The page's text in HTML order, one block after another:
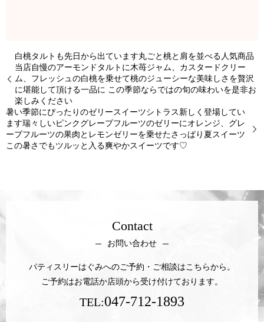
白桃タルトも先日から出ています丸ごと桃と肩を並べる人気商品
当店自慢のアーモンドタルトに木苺ジャム、カスタードクリー
ム、フレッシュの白桃を乗せて桃のジューシーな美味しさを贅沢
に堪能して頂ける一品に この季節ならではの旬の味わいを是非お
楽しみください
暑い季節にぴったりのゼリースイーツシトラス新しく登場してい
ます瑞々しいピンクグレープフルーツのゼリーにオレンジ、グレ
ープフルーツの果肉とレモンゼリーを乗せたさっぱり夏スイーツ
この暑さでもツルッと入る爽やかスイーツです♡
Contact
お問い合わせ
パティスリーはぐみへのご予約・ご相談はこちらから。
ご予約はお電話か店頭から受け付けております。
TEL:047-712-1893